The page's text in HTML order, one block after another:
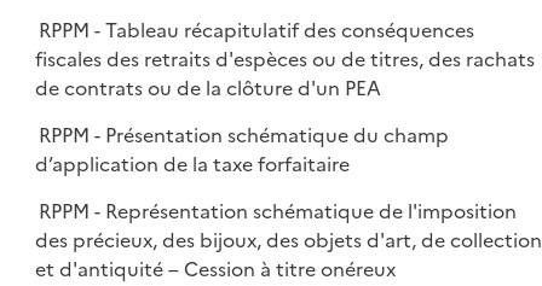
RPPM - Tableau récapitulatif des conséquences
fiscales des retraits d'espèces ou de titres, des rachats
de contrats ou de la clôture d'un PEA
RPPM - Présentation schématique du champ
d’application de la taxe forfaitaire
RPPM - Représentation schématique de l'imposition
des précieux, des bijoux, des objets d'art, de collection
et d'antiquité – Cession à titre onéreux